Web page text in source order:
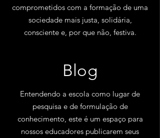
comprometidos com a formação de uma
sociedade mais justa, solidária,
consciente e, por que não, festiva.
Blog
Entendendo a escola como lugar de
pesquisa e de formulação de
conhecimento, este é um espaço para
nossos educadores publicarem seus